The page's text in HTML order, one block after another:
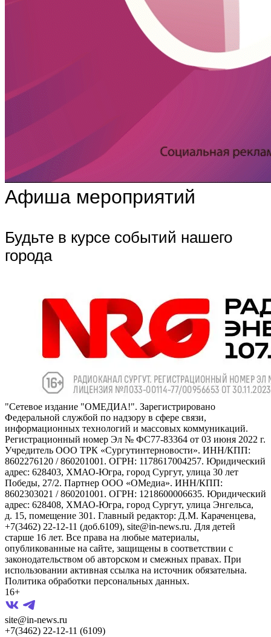
Афиша мероприятий
Будьте в курсе событий нашего
города
"Сетевое издание "ОМЕДИА!". Зарегистрировано
Федеральной службой по надзору в сфере связи,
информационных технологий и массовых коммуникаций.
Регистрационный номер Эл № ФС77-83364 от 03 июня 2022 г.
Учредитель ООО ТРК «Сургутинтерновости». ИНН/КПП:
8602276120 / 860201001. ОГРН: 1178617004257. Юридический
адрес: 628403, ХМАО-Югра, город Сургут, улица 30 лет
Победы, 27/2. Партнер ООО «ОМедиа». ИНН/КПП:
8602303021 / 860201001. ОГРН: 1218600006635. Юридический
адрес: 628408, ХМАО-Югра, город Сургут, улица Энгельса,
д. 15, помещение 301. Главный редактор: Д.М. Караченцева,
+7(3462) 22-12-11 (доб.6109), site@in-news.ru. Для детей
старше 16 лет. Все права на любые материалы,
опубликованные на сайте, защищены в соответствии с
законодательством об авторском и смежных правах. При
использовании активная ссылка на источник обязательна.
Политика обработки персональных данных.
16+
site@in-news.ru
+7(3462) 22-12-11 (6109)